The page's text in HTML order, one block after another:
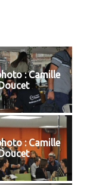
: Camille
: Camille